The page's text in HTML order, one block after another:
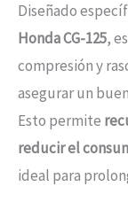
Diseñado
Honda CG-125,
compresión y
asegurar un
Esto permite
reducir el
ideal para